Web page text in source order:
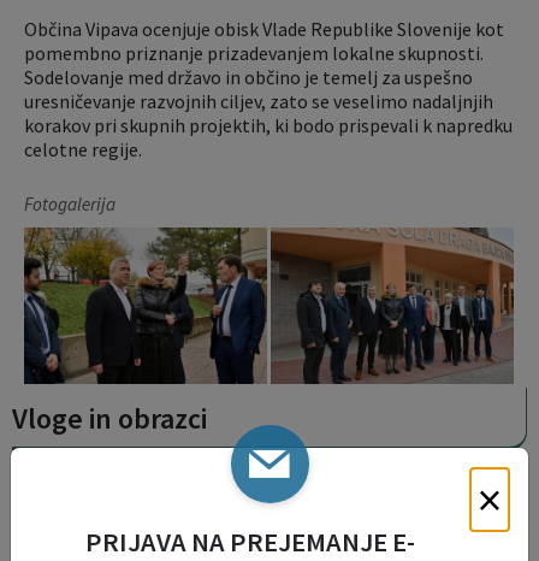
Občina Vipava ocenjuje obisk Vlade Republike Slovenije kot
pomembno priznanje prizadevanjem lokalne skupnosti.
Sodelovanje med državo in občino je temelj za uspešno
uresničevanje razvojnih ciljev, zato se veselimo nadaljnjih
korakov pri skupnih projektih, ki bodo prispevali k napredku
celotne regije.
Fotogalerija
Vloge in obrazci
OKOLJE IN PROSTOR ×
PRIJAVA NA PREJEMANJE E-